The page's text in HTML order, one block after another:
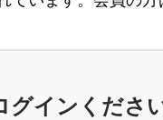
グインくださ